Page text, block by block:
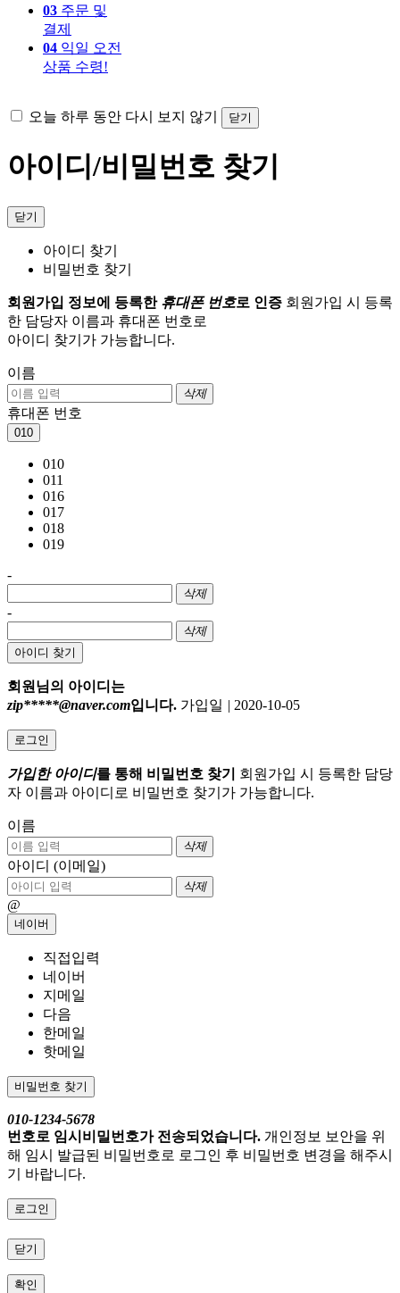
03 주문 및
결제
04 익일 오전
상품 수령!
오늘 하루 동안 다시 보지 않기 닫기
아이디/비밀번호 찾기
닫기
아이디 찾기
비밀번호 찾기
회원가입 정보에 등록한 휴대폰 번호로 인증 회원가입 시 등록
한 담당자 이름과 휴대폰 번호로
아이디 찾기가 가능합니다.
이름
삭제
휴대폰 번호
010
010
011
016
017
018
019
-
삭제
-
삭제
아이디 찾기
회원님의 아이디는
zip*****@naver.com입니다. 가입일 | 2020-10-05
로그인
가입한 아이디를 통해 비밀번호 찾기
회원가입 시 등록한 담당
자 이름과 아이디로 비밀번호 찾기가 가능합니다.
이름
삭제
아이디 (이메일)
삭제
@
네이버
직접입력
네이버
지메일
다음
한메일
핫메일
비밀번호 찾기
010-1234-5678
번호로 임시비밀번호가 전송되었습니다. 개인정보 보안을 위
해 임시 발급된 비밀번호로 로그인 후 비밀번호 변경을 해주시
기 바랍니다.
로그인
닫기
확인